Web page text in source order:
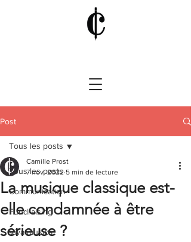
Post
Tous les posts
Communication
Fundraising
Viva musica
Tous les posts
La musique classique est-
elle condamnée à être
sérieuse ?
Camille Prost
7 nov. 2022 5 min de lecture